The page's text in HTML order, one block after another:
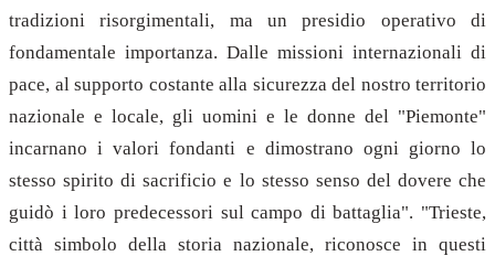
tradizioni risorgimentali, ma un presidio operativo di
fondamentale importanza. Dalle missioni internazionali di
pace, al supporto costante alla sicurezza del nostro territorio
nazionale e locale, gli uomini e le donne del "Piemonte"
incarnano i valori fondanti e dimostrano ogni giorno lo
stesso spirito di sacrificio e lo stesso senso del dovere che
guidò i loro predecessori sul campo di battaglia". "Trieste,
città simbolo della storia nazionale, riconosce in questi